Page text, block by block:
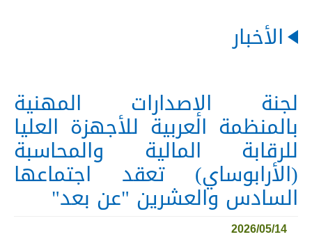
الأخبار
لجنة الإصدارات المهنية
بالمنظمة العربية للأجهزة العليا
للرقابة المالية والمحاسبة
(الأرابوساي) تعقد اجتماعها
السادس والعشرين "عن بعد"
2026/05/14